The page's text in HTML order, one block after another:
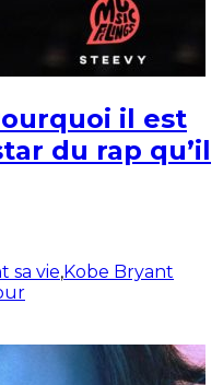
il est
du rap qu’il
sa vie,Kobe Bryant